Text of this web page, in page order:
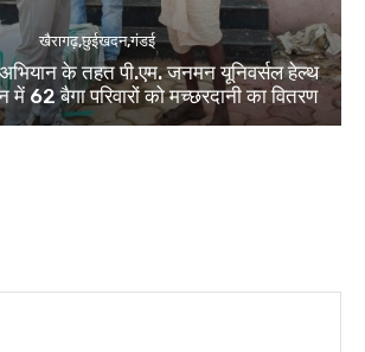
खैरागढ़,छुईखदन,गंडई
के तहत पी.एम. जनमन यूनिवर्सल हेल्थ
में 62 बैगा परिवारों को मच्छरदानी का वितरण